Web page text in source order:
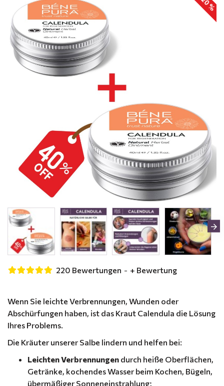
Wenn Sie leichte Verbrennungen, Wunden oder
Abschürfungen haben, ist das Kraut Calendula die Lösung
Ihres Problems.
Die Kräuter unserer Salbe lindern und helfen bei:
Leichten Verbrennungen durch heiße Oberflächen,
Getränke, kochendes Wasser beim Kochen, Bügeln,
übermäßiger Sonneneinstrahlung;
220 Bewertungen - + Bewertung